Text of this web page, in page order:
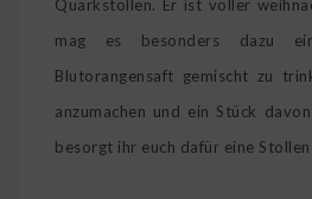
Quarkstollen. Er ist voller
mag es besonders dazu
Blutorangensaft gemischt zu
anzumachen und ein Stück
besorgt ihr euch dafür eine